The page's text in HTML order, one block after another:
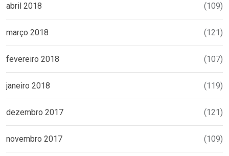
abril 2018 (109)
março 2018 (121)
fevereiro 2018 (107)
janeiro 2018 (119)
dezembro 2017 (121)
novembro 2017 (109)